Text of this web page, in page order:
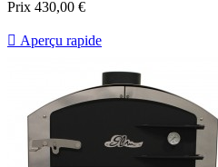
Prix 430,00 €
 Aperçu rapide